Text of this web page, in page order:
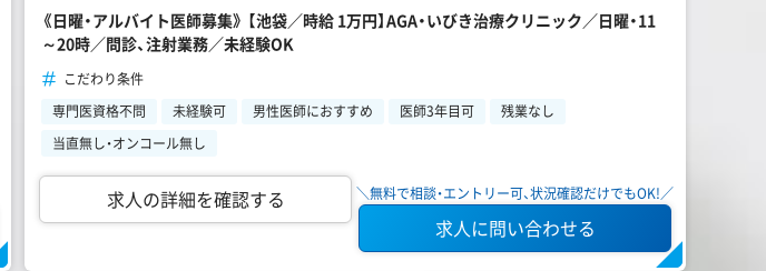
《日曜・アルバイト医師募集》 【池袋／時給 1万円】AGA・いびき治療クリニック／日曜・11
～20時／問診、注射業務／未経験OK
こだわり条件
専門医資格不問
未経験可 男性医師におすすめ 医師3年目可
残業なし
当直無し・オンコール無し
求人の詳細を確認する ＼無料で相談・エントリー可、状況確認だけでもOK!／
求人に問い合わせる